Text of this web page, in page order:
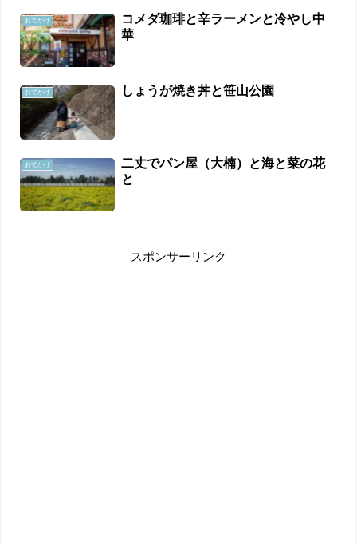
おでかけ
コメダ珈琲と辛ラーメンと冷やし中
華
おでかけ しょうが焼き丼と笹山公園
おでかけ
二丈でパン屋（大楠）と海と菜の花
と
スポンサーリンク